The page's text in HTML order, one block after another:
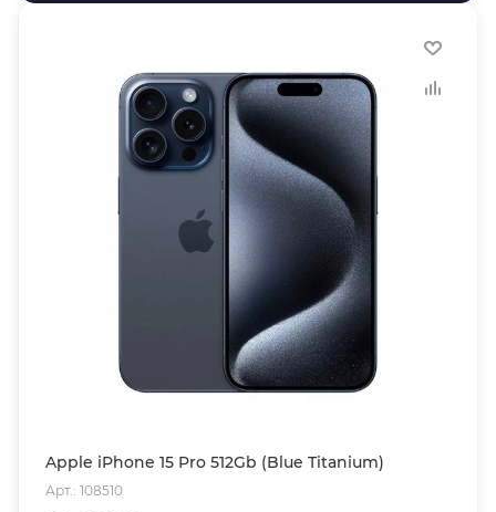
Apple iPhone 15 Pro 512Gb (Blue Titanium)
Арт.: 108510